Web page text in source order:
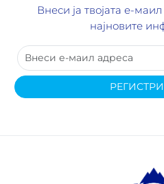
Внеси ја твојата е-
најновите